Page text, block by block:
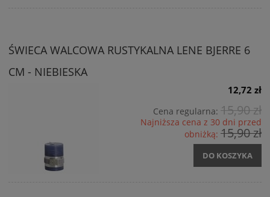
ŚWIECA WALCOWA RUSTYKALNA LENE BJERRE 6
CM - NIEBIESKA
12,72 zł
Cena regularna: 15,90 zł
Najniższa cena z 30 dni przed
obniżką: 15,90 zł
DO KOSZYKA